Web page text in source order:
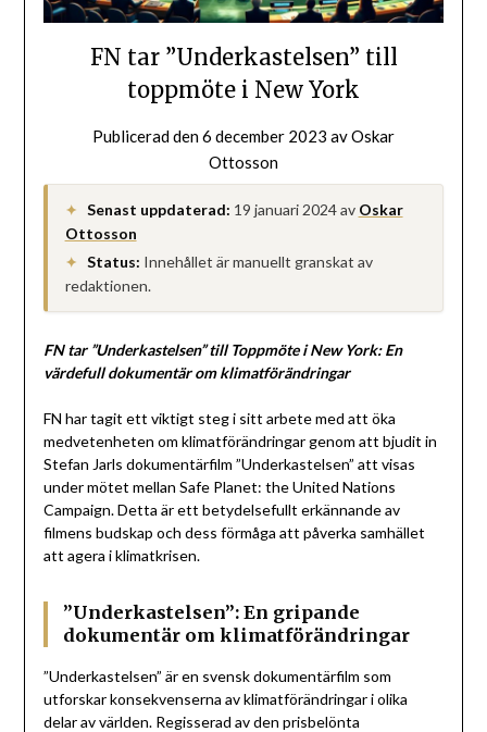
FN tar ”Underkastelsen” till
toppmöte i New York
Publicerad den6 december 2023 avOskar
Ottosson
✦ Senast uppdaterad: 19 januari 2024av Oskar
Ottosson
✦ Status: Innehållet är manuellt granskat av
redaktionen.
FN tar ”Underkastelsen” till Toppmöte i New York: En
värdefull dokumentär om klimatförändringar
FN har tagit ett viktigt steg i sitt arbete med att öka
medvetenheten om klimatförändringar genom att bjudit in
Stefan Jarls dokumentärfilm ”Underkastelsen” att visas
under mötet mellan Safe Planet: the United Nations
Campaign. Detta är ett betydelsefullt erkännande av
filmens budskap och dess förmåga att påverka samhället
att agera i klimatkrisen.
”Underkastelsen”: En gripande
dokumentär om klimatförändringar
”Underkastelsen” är en svensk dokumentärfilm som
utforskar konsekvenserna av klimatförändringar i olika
delar av världen. Regisserad av den prisbelönta